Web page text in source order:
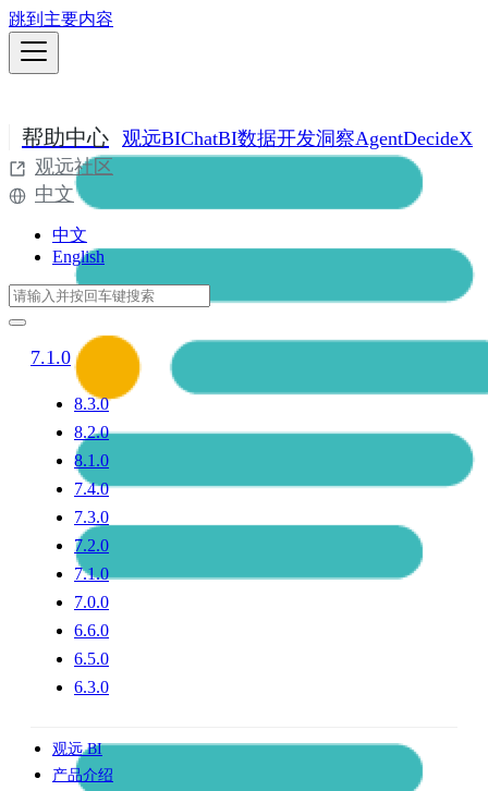
跳到主要内容
帮助中心 观远BIChatBI数据开发洞察AgentDecideX
观远社区
中文
中文
English
7.1.0
8.3.0
8.2.0
8.1.0
7.4.0
7.3.0
7.2.0
7.1.0
7.0.0
6.6.0
6.5.0
6.3.0
观远 BI
产品介绍